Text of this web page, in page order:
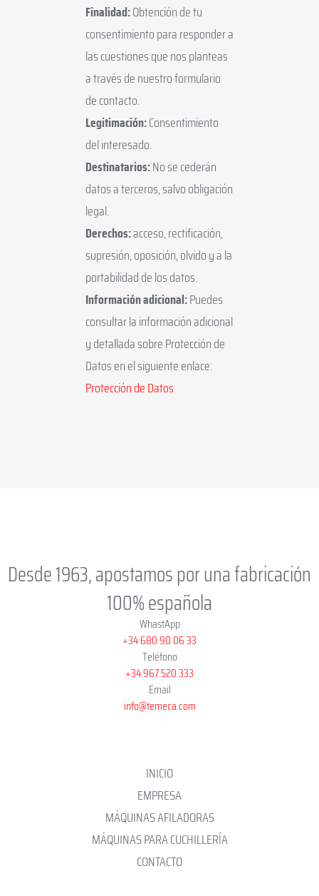
Finalidad:Obtención de tu
consentimiento para responder a
las cuestiones que nos planteas
a través de nuestro formulario
de contacto.
Legitimación:Consentimiento
del interesado.
Destinatarios:No se cederán
datos a terceros, salvo obligación
legal.
Derechos:acceso, rectificación,
supresión, oposición, olvido y a la
portabilidad de los datos.
Información adicional:Puedes
consultar la información adicional
y detallada sobre Protección de
Datos en el siguiente enlace:
Protección de Datos
Desde 1963, apostamos por una fabricación
100% española
WhastApp
+34 680 90 06 33
Teléfono
+34 967 520 333
Email
info@temeca.com
INICIO
EMPRESA
MÁQUINAS AFILADORAS
MÁQUINAS PARA CUCHILLERÍA
CONTACTO